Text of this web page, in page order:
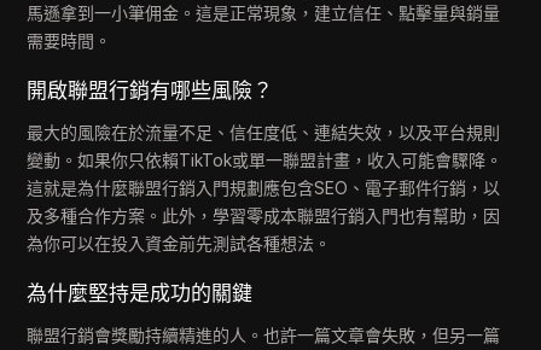
馬遜拿到一小筆佣金。這是正常現象，建立信任、點擊量與銷量
需要時間。
開啟聯盟行銷有哪些風險？
最大的風險在於流量不足、信任度低、連結失效，以及平台規則
變動。如果你只依賴TikTok或單一聯盟計畫，收入可能會驟降。
這就是為什麼聯盟行銷入門規劃應包含SEO、電子郵件行銷，以
及多種合作方案。此外，學習零成本聯盟行銷入門也有幫助，因
為你可以在投入資金前先測試各種想法。
為什麼堅持是成功的關鍵
聯盟行銷會獎勵持續精進的人。也許一篇文章會失敗，但另一篇